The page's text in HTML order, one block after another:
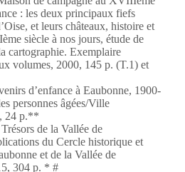
: les deux principaux fiefs
et leurs châteaux, histoire et
siècle à nos jours, étude de
cartographie. Exemplaire
volumes, 2000, 145 p. (T.1) et
d’enfance à Eaubonne, 1900-
personnes âgées/Ville
24 p.**
de la Vallée de
du Cercle historique et
et de la Vallée de
304 p. * #